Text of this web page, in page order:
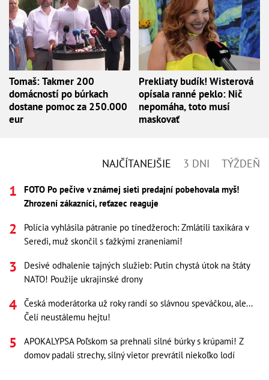
Tomaš: Takmer 200
domácností po búrkach
dostane pomoc za 250.000
eur
Prekliaty budík! Wisterová
opísala ranné peklo: Nič
nepomáha, toto musí
maskovať
NAJČÍTANEJŠIE 3 DNI TÝŽDEŇ
FOTO Po pečive v známej sieti predajní pobehovala myš!
Zhrození zákazníci, reťazec reaguje
Polícia vyhlásila pátranie po tínedžeroch: Zmlátili taxikára v
Seredi, muž skončil s ťažkými zraneniami!
Desivé odhalenie tajných služieb: Putin chystá útok na štáty
NATO! Použije ukrajinské drony
Česká moderátorka už roky randí so slávnou speváčkou, ale...
Čelí neustálemu hejtu!
APOKALYPSA Poľskom sa prehnali silné búrky s krúpami! Z
domov padali strechy, silný vietor prevrátil niekoľko lodí